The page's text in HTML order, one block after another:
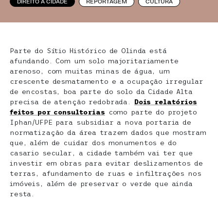
DIREITO À CIDADE REPORTAGEM CULTURA
Parte do Sítio Histórico de Olinda está
afundando. Com um solo majoritariamente
arenoso, com muitas minas de água, um
crescente desmatamento e a ocupação irregular
de encostas, boa parte do solo da Cidade Alta
precisa de atenção redobrada. Dois relatórios
feitos por consultorias como parte do projeto
Iphan/UFPE para subsidiar a nova portaria de
normatização da área trazem dados que mostram
que, além de cuidar dos monumentos e do
casario secular, a cidade também vai ter que
investir em obras para evitar deslizamentos de
terras, afundamento de ruas e infiltrações nos
imóveis, além de preservar o verde que ainda
resta.